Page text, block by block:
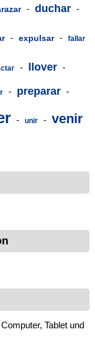
- duchar -
- expulsar - fallar
- llover -
- preparar -
- unir - venir
Tablet und